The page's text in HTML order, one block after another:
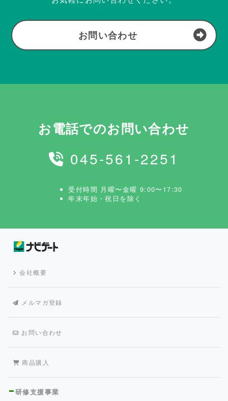
お問い合わせ
お電話でのお問い合わせ
045-561-2251
受付時間 月曜〜金曜 9:00〜17:30
年末年始・祝日を除く
会社概要
メルマガ登録
お問い合わせ
商品購入
研修支援事業